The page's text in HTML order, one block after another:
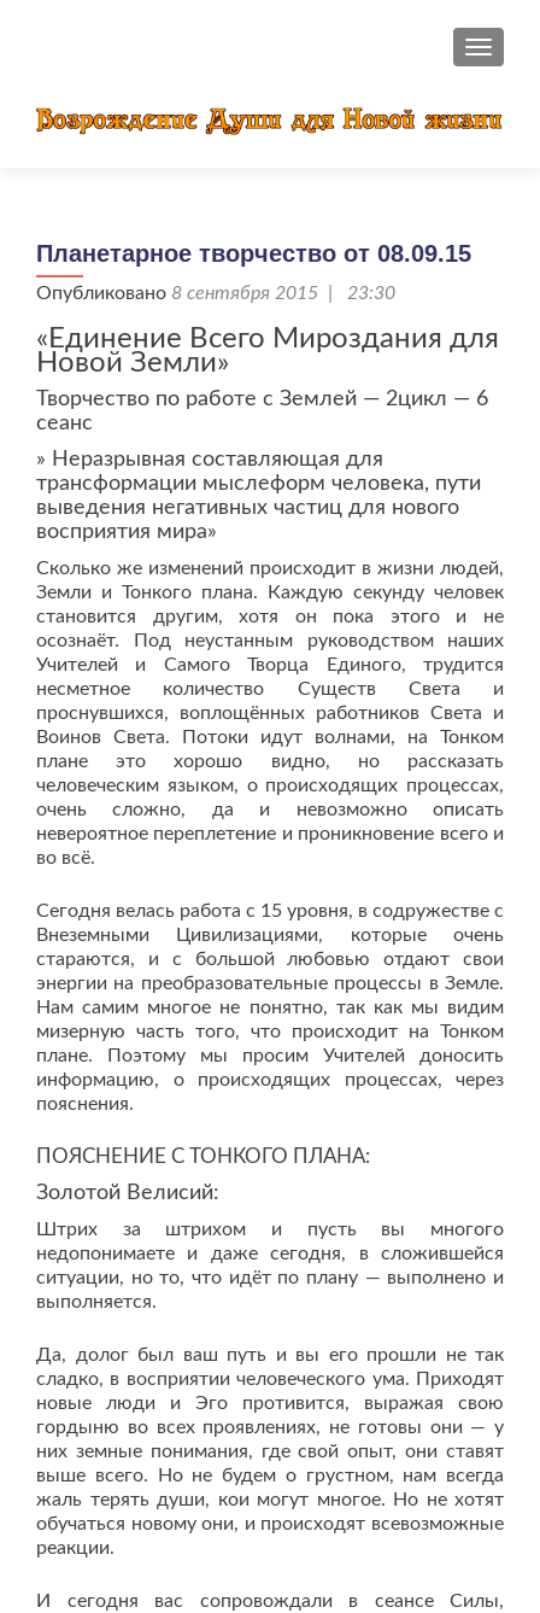
Планетарное творчество от 08.09.15
Опубликовано 8 сентября 2015 | 23:30
«Единение Всего Мироздания для
Новой Земли»
Творчество по работе с Землей — 2цикл — 6
сеанс
» Неразрывная составляющая для
трансформации мыслеформ человека, пути
выведения негативных частиц для нового
восприятия мира»
Сколько же изменений происходит в жизни людей,
Земли и Тонкого плана. Каждую секунду человек
становится другим, хотя он пока этого и не
осознаёт. Под неустанным руководством наших
Учителей и Самого Творца Единого, трудится
несметное количество Существ Света и
проснувшихся, воплощённых работников Света и
Воинов Света. Потоки идут волнами, на Тонком
плане это хорошо видно, но рассказать
человеческим языком, о происходящих процессах,
очень сложно, да и невозможно описать
невероятное переплетение и проникновение всего и
во всё.
Сегодня велась работа с 15 уровня, в содружестве с
Внеземными Цивилизациями, которые очень
стараются, и с большой любовью отдают свои
энергии на преобразовательные процессы в Земле.
Нам самим многое не понятно, так как мы видим
мизерную часть того, что происходит на Тонком
плане. Поэтому мы просим Учителей доносить
информацию, о происходящих процессах, через
пояснения.
ПОЯСНЕНИЕ С ТОНКОГО ПЛАНА:
Золотой Велисий:
Штрих за штрихом и пусть вы многого
недопонимаете и даже сегодня, в сложившейся
ситуации, но то, что идёт по плану — выполнено и
выполняется.
Да, долог был ваш путь и вы его прошли не так
сладко, в восприятии человеческого ума. Приходят
новые люди и Эго противится, выражая свою
гордыню во всех проявлениях, не готовы они — у
них земные понимания, где свой опыт, они ставят
выше всего. Но не будем о грустном, нам всегда
жаль терять души, кои могут многое. Но не хотят
обучаться новому они, и происходят всевозможные
реакции.
И сегодня вас сопровождали в сеансе Силы,